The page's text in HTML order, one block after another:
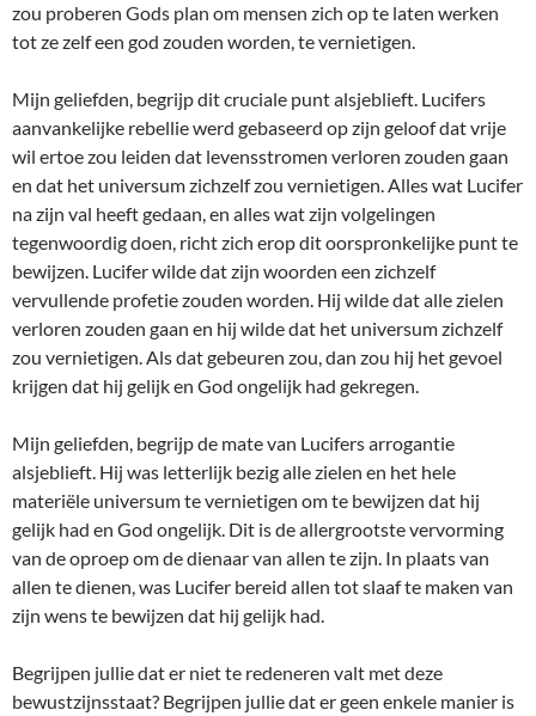
zou proberen Gods plan om mensen zich op te laten werken
tot ze zelf een god zouden worden, te vernietigen.
Mijn geliefden, begrijp dit cruciale punt alsjeblieft. Lucifers
aanvankelijke rebellie werd gebaseerd op zijn geloof dat vrije
wil ertoe zou leiden dat levensstromen verloren zouden gaan
en dat het universum zichzelf zou vernietigen. Alles wat Lucifer
na zijn val heeft gedaan, en alles wat zijn volgelingen
tegenwoordig doen, richt zich erop dit oorspronkelijke punt te
bewijzen. Lucifer wilde dat zijn woorden een zichzelf
vervullende profetie zouden worden. Hij wilde dat alle zielen
verloren zouden gaan en hij wilde dat het universum zichzelf
zou vernietigen. Als dat gebeuren zou, dan zou hij het gevoel
krijgen dat hij gelijk en God ongelijk had gekregen.
Mijn geliefden, begrijp de mate van Lucifers arrogantie
alsjeblieft. Hij was letterlijk bezig alle zielen en het hele
materiële universum te vernietigen om te bewijzen dat hij
gelijk had en God ongelijk. Dit is de allergrootste vervorming
van de oproep om de dienaar van allen te zijn. In plaats van
allen te dienen, was Lucifer bereid allen tot slaaf te maken van
zijn wens te bewijzen dat hij gelijk had.
Begrijpen jullie dat er niet te redeneren valt met deze
bewustzijnsstaat? Begrijpen jullie dat er geen enkele manier is